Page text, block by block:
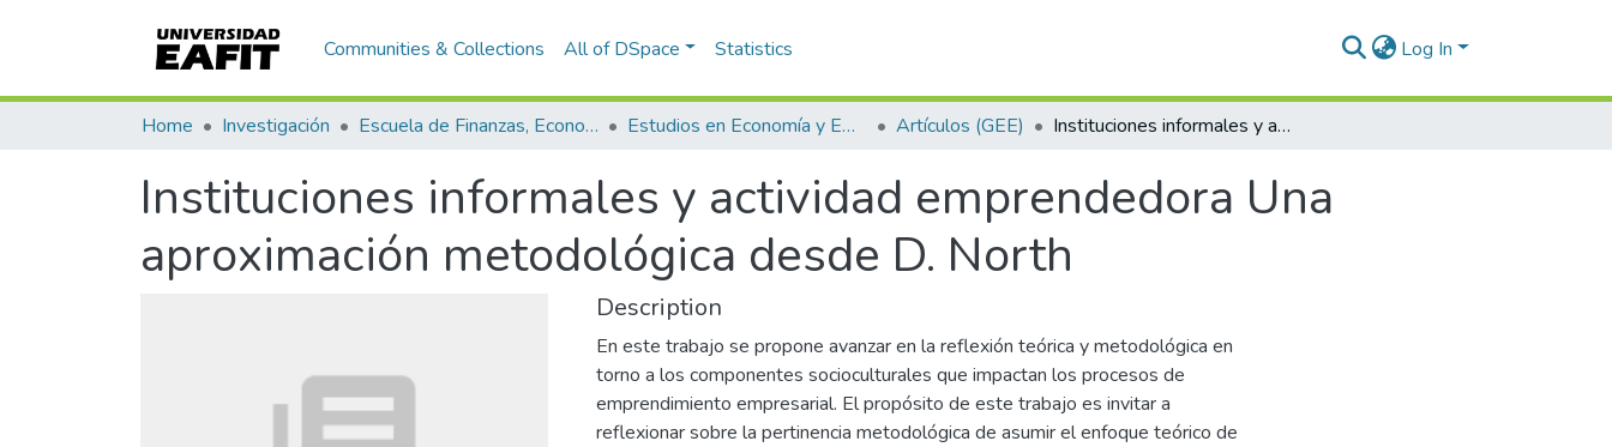
Communities & Collections All of DSpace Statistics Log In
Home Investigación Escuela de Finanzas, Economía y Gobierno Estudios en Economía y Empresa (GEE) Artículos (GEE) Instituciones informales y actividad emprendedora Una aproximación metodológica desde D. North
Instituciones informales y actividad emprendedora Una
aproximación metodológica desde D. North
Description
En este trabajo se propone avanzar en la reflexión teórica y metodológica en
torno a los componentes socioculturales que impactan los procesos de
emprendimiento empresarial. El propósito de este trabajo es invitar a
reflexionar sobre la pertinencia metodológica de asumir el enfoque teórico de